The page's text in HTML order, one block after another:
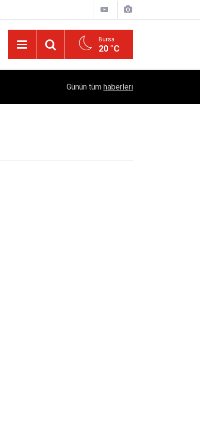
Bursa
20 °C
Adalet Çağrısı
Günün tüm haberleri